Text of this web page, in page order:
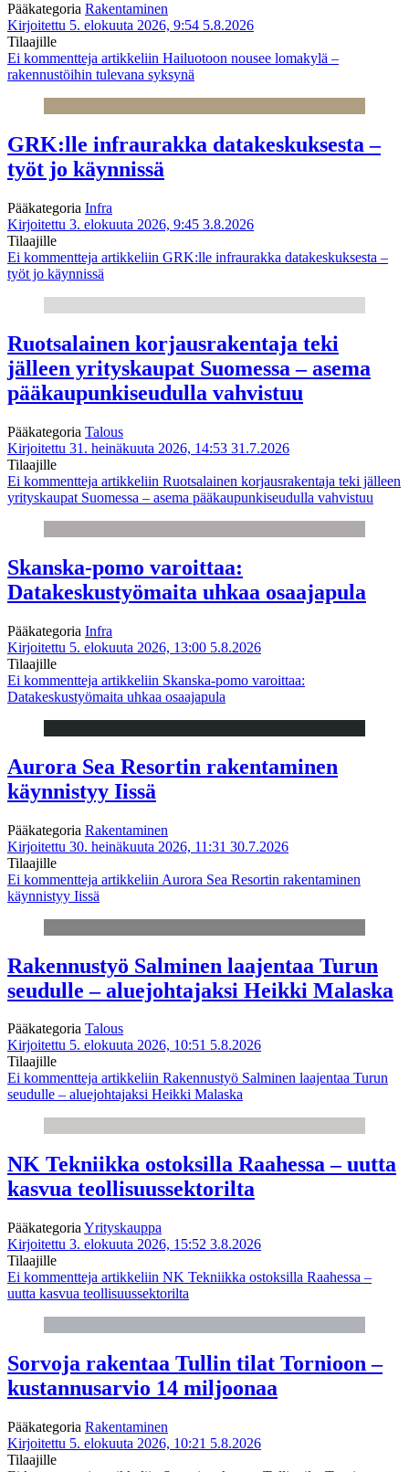
Pääkategoria Rakentaminen
Kirjoitettu 5. elokuuta 2026, 9:54 5.8.2026
Tilaajille
Ei kommentteja artikkeliin Hailuotoon nousee lomakylä –
rakennustöihin tulevana syksynä
GRK:lle infraurakka datakeskuksesta –
työt jo käynnissä
Pääkategoria Infra
Kirjoitettu 3. elokuuta 2026, 9:45 3.8.2026
Tilaajille
Ei kommentteja artikkeliin GRK:lle infraurakka datakeskuksesta –
työt jo käynnissä
Ruotsalainen korjausrakentaja teki
jälleen yrityskaupat Suomessa – asema
pääkaupunkiseudulla vahvistuu
Pääkategoria Talous
Kirjoitettu 31. heinäkuuta 2026, 14:53 31.7.2026
Tilaajille
Ei kommentteja artikkeliin Ruotsalainen korjausrakentaja teki jälleen
yrityskaupat Suomessa – asema pääkaupunkiseudulla vahvistuu
Skanska-pomo varoittaa:
Datakeskustyömaita uhkaa osaajapula
Pääkategoria Infra
Kirjoitettu 5. elokuuta 2026, 13:00 5.8.2026
Tilaajille
Ei kommentteja artikkeliin Skanska-pomo varoittaa:
Datakeskustyömaita uhkaa osaajapula
Aurora Sea Resortin rakentaminen
käynnistyy Iissä
Pääkategoria Rakentaminen
Kirjoitettu 30. heinäkuuta 2026, 11:31 30.7.2026
Tilaajille
Ei kommentteja artikkeliin Aurora Sea Resortin rakentaminen
käynnistyy Iissä
Rakennustyö Salminen laajentaa Turun
seudulle – aluejohtajaksi Heikki Malaska
Pääkategoria Talous
Kirjoitettu 5. elokuuta 2026, 10:51 5.8.2026
Tilaajille
Ei kommentteja artikkeliin Rakennustyö Salminen laajentaa Turun
seudulle – aluejohtajaksi Heikki Malaska
NK Tekniikka ostoksilla Raahessa – uutta
kasvua teollisuussektorilta
Pääkategoria Yrityskauppa
Kirjoitettu 3. elokuuta 2026, 15:52 3.8.2026
Tilaajille
Ei kommentteja artikkeliin NK Tekniikka ostoksilla Raahessa –
uutta kasvua teollisuussektorilta
Sorvoja rakentaa Tullin tilat Tornioon –
kustannusarvio 14 miljoonaa
Pääkategoria Rakentaminen
Kirjoitettu 5. elokuuta 2026, 10:21 5.8.2026
Tilaajille